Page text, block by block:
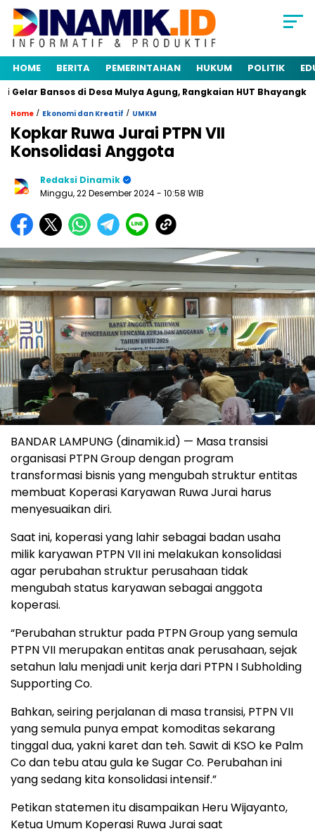
HOME BERITA PEMERINTAHAN HUKUM POLITIK
Bansos di Desa Mulya Agung, Rangkaian HUT Bhayangkara
Home / Ekonomi dan Kreatif / UMKM
Kopkar Ruwa Jurai PTPN VII
Konsolidasi Anggota
Redaksi Dinamik
Minggu, 22 Desember 2024- 10:58 WIB
BANDAR LAMPUNG (dinamik.id) — Masa transisi
organisasi PTPN Group dengan program
transformasi bisnis yang mengubah struktur entitas
membuat Koperasi Karyawan Ruwa Jurai harus
menyesuaikan diri.
Saat ini, koperasi yang lahir sebagai badan usaha
milik karyawan PTPN VII ini melakukan konsolidasi
agar perubahan struktur perusahaan tidak
mengubah status karyawan sebagai anggota
koperasi.
“Perubahan struktur pada PTPN Group yang semula
PTPN VII merupakan entitas anak perusahaan, sejak
setahun lalu menjadi unit kerja dari PTPN I Subholding
Supporting Co.
Bahkan, seiring perjalanan di masa transisi, PTPN VII
yang semula punya empat komoditas sekarang
tinggal dua, yakni karet dan teh. Sawit di KSO ke Palm
Co dan tebu atau gula ke Sugar Co. Perubahan ini
yang sedang kita konsolidasi intensif.”
Petikan statemen itu disampaikan Heru Wijayanto,
Ketua Umum Koperasi Ruwa Jurai saat